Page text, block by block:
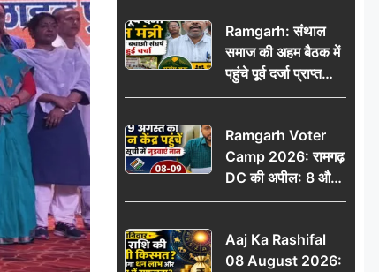
की भीड़
Ramgarh: संथाल
समाज की अहम बैठक में
पहुंचे पूर्व दर्जा प्राप्त
मंत्री, मरांग बुरू बचाओ
Ramgarh Voter
Camp 2026: रामगढ़
DC की अपील: 8 और
9 अगस्त को मतदान
में जुड़वाएं नाम
Aaj Ka Rashifal
08 August 2026: